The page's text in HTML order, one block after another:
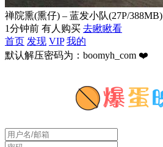
禅院熏(熏仔) – 蓝发小队(27P/388MB)
1分钟前 有人购买 去瞅瞅看
首页 发现 VIP 我的
默认解压密码为：boomyh_com ❤️